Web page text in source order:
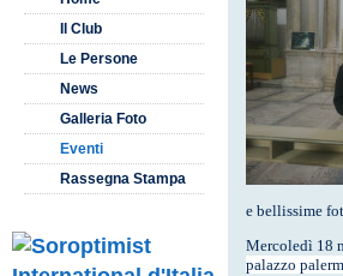
Il Club
Le Persone
News
Galleria Foto
Eventi
Rassegna Stampa
e bellissime
Mercoledì 18
palazzo